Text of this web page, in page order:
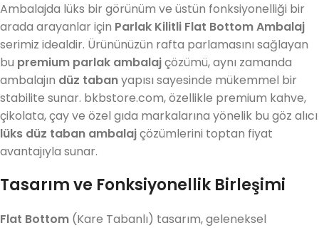
Ambalajda lüks bir görünüm ve üstün fonksiyonelliği bir
arada arayanlar için Parlak Kilitli Flat Bottom Ambalaj
serimiz idealdir. Ürününüzün rafta parlamasını sağlayan
bu premium parlak ambalajçözümü, aynı zamanda
ambalajın düz tabanyapısı sayesinde mükemmel bir
stabilite sunar. bkbstore.com, özellikle premium kahve,
çikolata, çay ve özel gıda markalarına yönelik bu göz alıcı
lüks düz taban ambalajçözümlerini toptan fiyat
avantajıyla sunar.
Tasarım ve Fonksiyonellik Birleşimi
Flat Bottom (Kare Tabanlı) tasarım, geleneksel